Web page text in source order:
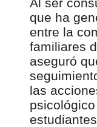
que ha
entre la
familiares
aseguró
las